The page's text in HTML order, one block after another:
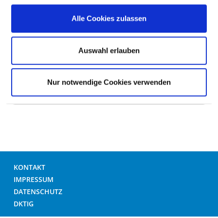
Alle Cookies zulassen
Auswahl erlauben
Nur notwendige Cookies verwenden
HILFE & SERVICE
KONTAKT
IMPRESSUM
DATENSCHUTZ
DKTIG